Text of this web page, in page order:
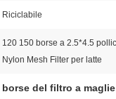
Riciclabile
120 150 borse a 2.5*4.5
Nylon Mesh Filter per latte
borse del filtro a